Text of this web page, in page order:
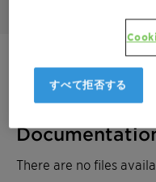
ご
There are no files
すべて拒否する